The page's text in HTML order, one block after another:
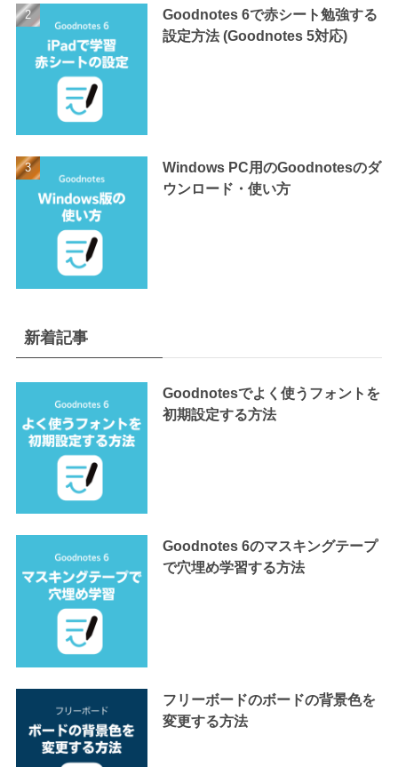
Goodnotes 6で赤シート勉強する
設定方法 (Goodnotes 5対応)
Windows PC用のGoodnotesのダ
ウンロード・使い方
新着記事
Goodnotesでよく使うフォントを
初期設定する方法
Goodnotes 6のマスキングテープ
で穴埋め学習する方法
フリーボードのボードの背景色を
変更する方法